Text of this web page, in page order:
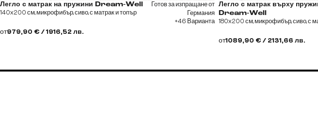
Легло с матрак на пружини Dream-Well
140x200 см, микрофибър, сиво, с матрак и топър
от979,90 € / 1916,52 лв.
Готов за изпращане от
Германия
+46 Варианта
Легло с матрак върху
Dream-Well
180x200 см, микрофибър, сиво, с
от1089,90 € / 2131,66 лв.